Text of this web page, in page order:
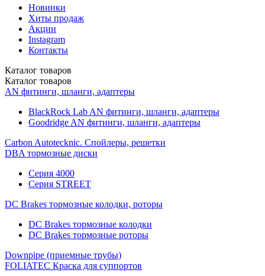
Новинки
Хиты продаж
Акции
Instagram
Контакты
Каталог товаров
Каталог товаров
AN фитинги, шланги, адаптеры
BlackRock Lab AN фитинги, шланги, адаптеры
Goodridge AN фитинги, шланги, адаптеры
Carbon Autotecknic. Спойлеры, решетки
DBA тормозные диски
Серия 4000
Серия STREET
DC Brakes тормозные колодки, роторы
DC Brakes тормозные колодки
DC Brakes тормозные роторы
Downpipe (приемные трубы)
FOLIATEC Краска для суппортов